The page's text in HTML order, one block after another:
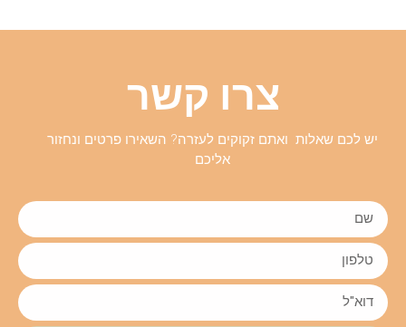
צרו קשר
יש לכם שאלות ואתם זקוקים לעזרה? השאירו פרטים ונחזור
אליכם